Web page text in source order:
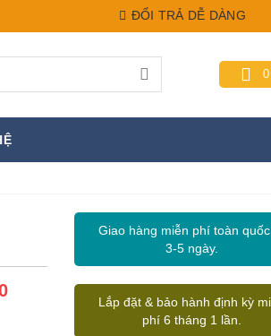
ĐỔI TRẢ DỄ DÀNG
0
Giao hàng miễn phí toàn
3-5 ngày.
Lắp đặt & bảo hành định kỳ
phí 6 tháng 1 lần.